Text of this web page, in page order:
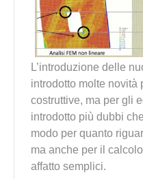
L’introduzione delle
introdotto molte novità
costruttive, ma per gli
introdotto più dubbi
modo per quanto
ma anche per il
affatto semplici.